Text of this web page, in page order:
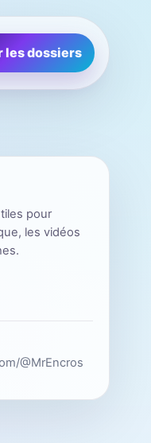
les dossiers
pour
les vidéos
@MrEncros